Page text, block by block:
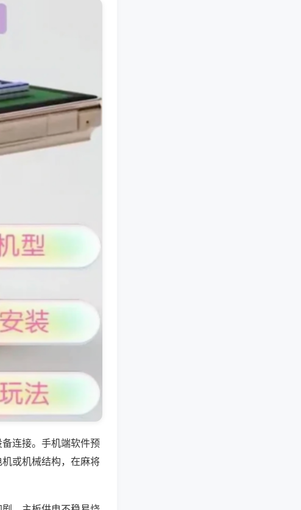
连接。手机端软件预
或机械结构，在麻将